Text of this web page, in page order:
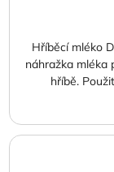
Hříběcí mléko
náhražka mléka
hříbě.